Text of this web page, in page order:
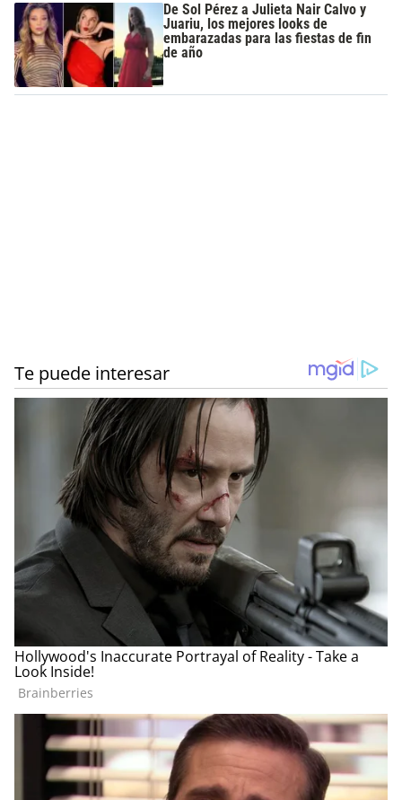
De Sol Pérez a Julieta Nair Calvo y
Juariu, los mejores looks de
embarazadas para las fiestas de fin
de año